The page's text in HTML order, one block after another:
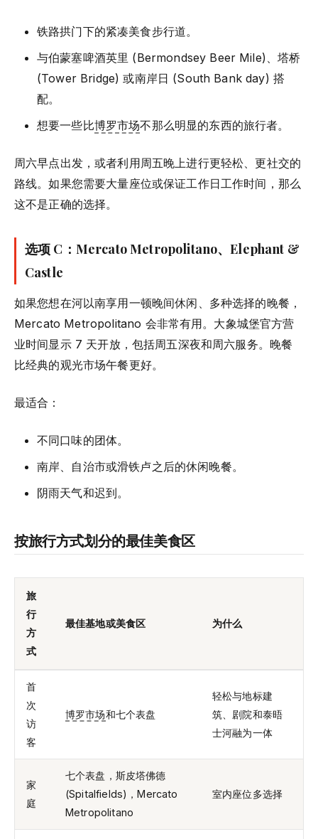
铁路拱门下的紧凑美食步行道。
与伯蒙塞啤酒英里 (Bermondsey Beer Mile)、塔桥
(Tower Bridge) 或南岸日 (South Bank day) 搭
配。
想要一些比博罗市场不那么明显的东西的旅行者。
周六早点出发，或者利用周五晚上进行更轻松、更社交的
路线。如果您需要大量座位或保证工作日工作时间，那么
这不是正确的选择。
选项 C：Mercato Metropolitano、Elephant &
Castle
如果您想在河以南享用一顿晚间休闲、多种选择的晚餐，
Mercato Metropolitano 会非常有用。大象城堡官方营
业时间显示 7 天开放，包括周五深夜和周六服务。晚餐
比经典的观光市场午餐更好。
最适合：
不同口味的团体。
南岸、自治市或滑铁卢之后的休闲晚餐。
阴雨天气和迟到。
按旅行方式划分的最佳美食区
旅
行
方
式
最佳基地或美食区 为什么
首
次
访
客
博罗市场和七个表盘
轻松与地标建
筑、剧院和泰晤
士河融为一体
家
庭
七个表盘，斯皮塔佛德
(Spitalfields)，Mercato
Metropolitano
室内座位多选择